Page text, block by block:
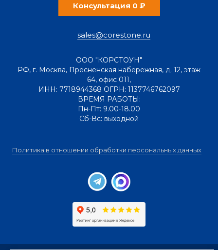
Консультация 0 ₽
sales@corestone.ru
ООО "КОРСТОУН"
РФ, г. Москва, Пресненская набережная, д. 12, этаж
64, офис 011,
ИНН: 7718944368 ОГРН: 1137746762097
ВРЕМЯ РАБОТЫ:
Пн-Пт: 9.00-18.00
Сб-Вс: выходной
Политика в отношении обработки персональных данных